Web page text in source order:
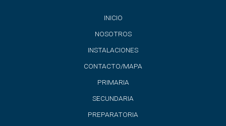
INICIO
NOSOTROS
INSTALACIONES
CONTACTO/MAPA
PRIMARIA
SECUNDARIA
PREPARATORIA